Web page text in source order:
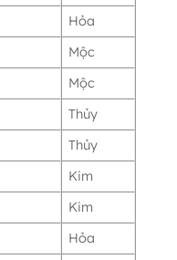
Hỏa
Mộc
Mộc
Thủy
Thủy
Kim
Kim
Hỏa